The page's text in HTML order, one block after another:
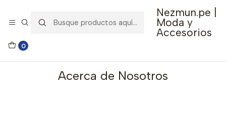
Nezmun.pe |
Moda y
Accesorios
0
🚚 Envío GRATIS por compras mayores a S/ 150
Acerca de Nosotros